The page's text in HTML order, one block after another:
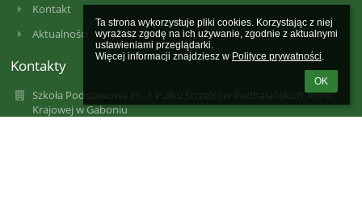
Ta strona wykorzystuje pliki cookies. Korzystając z niej
wyrażasz zgodę na ich używanie, zgodnie z aktualnymi
ustawieniami przeglądarki.
Więcej informacji znajdziesz w Polityce prywatności.
OK
Kontakt
Aktualności
Kontakty
Szkoła Podstawowa im. 1 Pułku Strzelców Podhalańskich Armii
Krajowej w Gaboniu